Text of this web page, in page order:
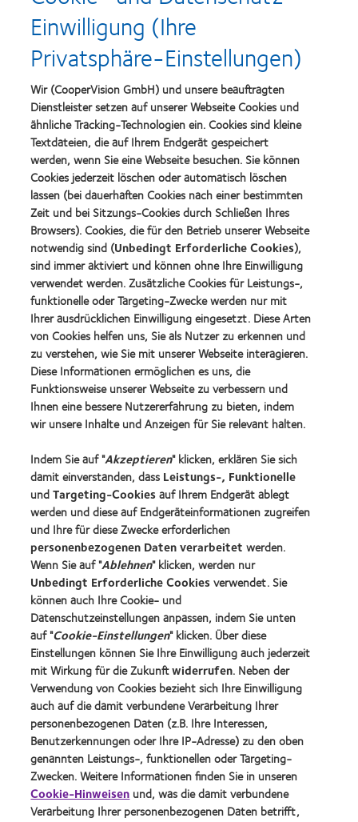
Learn
more
about
Top-
Arbeitgeber
more
about
Silmo
d’Or-
Preis
für
das
beste
Produkt
mit
MyDay™
(2013)
Learn
more
about
VDCO
Young
Förderer
Learn
more
about
Spectaris
Mitglied
Learn
more
about
2019
BCLA
Industry
Award
Winner
Learn
more
about
German
Innovation
Award'22
Unsere Produkte
Kontaktlinsentechnologie
Kontaktlinsenspezialisten - Suche
Kontaktlinsen und Sehvermögen
Neuer Träger
Erfahrener Träger
Blog
Über CooperVision
Karriere
News-Zentrum
Kontakt
Legal
Datenschutzrichtlinie
Cookie-Hinweise
Nutzungsbedingungen
Einwilligung (Ihre
Privatsphäre-Einstellungen)
Wir (CooperVision GmbH) und unsere beauftragten
Dienstleister setzen auf unserer Webseite Cookies und
ähnliche Tracking-Technologien ein. Cookies sind kleine
Textdateien, die auf Ihrem Endgerät gespeichert
werden, wenn Sie eine Webseite besuchen. Sie können
Cookies jederzeit löschen oder automatisch löschen
lassen (bei dauerhaften Cookies nach einer bestimmten
Zeit und bei Sitzungs-Cookies durch Schließen Ihres
Browsers). Cookies, die für den Betrieb unserer Webseite
notwendig sind (Unbedingt Erforderliche Cookies),
sind immer aktiviert und können ohne Ihre Einwilligung
verwendet werden. Zusätzliche Cookies für Leistungs-,
funktionelle oder Targeting-Zwecke werden nur mit
Ihrer ausdrücklichen Einwilligung eingesetzt. Diese Arten
von Cookies helfen uns, Sie als Nutzer zu erkennen und
zu verstehen, wie Sie mit unserer Webseite interagieren.
Diese Informationen ermöglichen es uns, die
Funktionsweise unserer Webseite zu verbessern und
Ihnen eine bessere Nutzererfahrung zu bieten, indem
wir unsere Inhalte und Anzeigen für Sie relevant halten.
Indem Sie auf "Akzeptieren" klicken, erklären Sie sich
damit einverstanden, dass Leistungs-, Funktionelle
undTargeting-Cookiesauf Ihrem Endgerät ablegt
werden und diese auf Endgeräteinformationen zugreifen
und Ihre für diese Zwecke erforderlichen
personenbezogenen Daten verarbeitet werden.
Wenn Sie auf "Ablehnen" klicken, werden nur
Unbedingt Erforderliche Cookiesverwendet. Sie
können auch Ihre Cookie- und
Datenschutzeinstellungen anpassen, indem Sie unten
auf "Cookie-Einstellungen" klicken. Über diese
Einstellungen können Sie Ihre Einwilligung auch jederzeit
mit Wirkung für die Zukunftwiderrufen. Neben der
Verwendung von Cookies bezieht sich Ihre Einwilligung
auch auf die damit verbundene Verarbeitung Ihrer
personenbezogenen Daten (z.B. Ihre Interessen,
Benutzerkennungen oder Ihre IP-Adresse) zu den oben
genannten Leistungs-, funktionellen oder Targeting-
Zwecken. Weitere Informationen finden Sie in unseren
Cookie-Hinweisen und, was die damit verbundene
Verarbeitung Ihrer personenbezogenen Daten betrifft,